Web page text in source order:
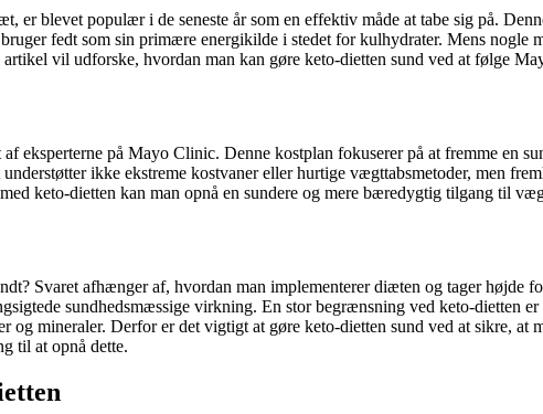
er blevet populær i de seneste år som en effektiv måde at tabe sig på.
fedt som sin primære energikilde i stedet for kulhydrater. Mens nogle
vil udforske, hvordan man kan gøre keto-dietten sund ved at følge
eksperterne på Mayo Clinic. Denne kostplan fokuserer på at fremme en
ikke ekstreme kostvaner eller hurtige vægttabsmetoder, men
keto-dietten kan man opnå en sundere og mere bæredygtig tilgang til
Svaret afhænger af, hvordan man implementerer diæten og tager
sundhedsmæssige virkning. En stor begrænsning ved keto-dietten
og mineraler. Derfor er det vigtigt at gøre keto-dietten sund ved at sikre,
til at opnå dette.